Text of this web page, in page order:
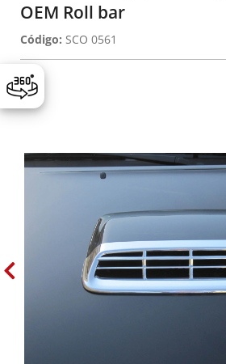
OEM Roll bar
Código: SCO 0561